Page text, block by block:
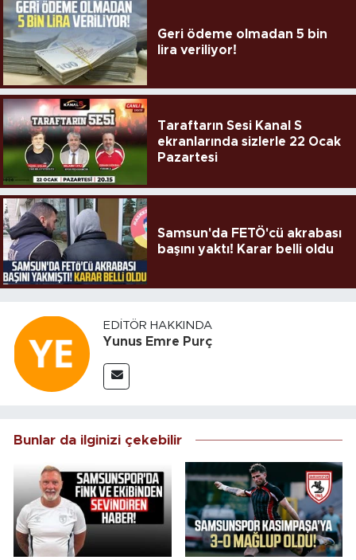
Geri ödeme olmadan 5 bin
lira veriliyor!
Taraftarın Sesi Kanal S
ekranlarında sizlerle 22 Ocak
Pazartesi
Samsun'da FETÖ'cü akrabası
başını yaktı! Karar belli oldu
EDITÖR HAKKINDA
Yunus Emre Purç
Bunlar da ilginizi çekebilir